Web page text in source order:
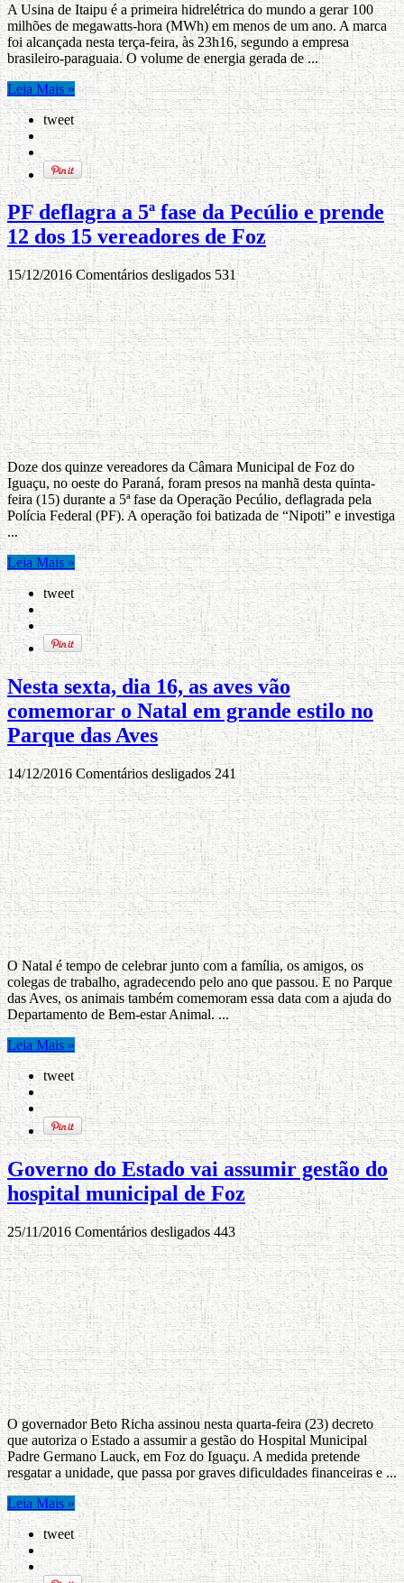
A Usina de Itaipu é a primeira hidrelétrica do mundo a gerar 100
milhões de megawatts-hora (MWh) em menos de um ano. A marca
foi alcançada nesta terça-feira, às 23h16, segundo a empresa
brasileiro-paraguaia. O volume de energia gerada de ...
Leia Mais »
tweet
PF deflagra a 5ª fase da Pecúlio e prende
12 dos 15 vereadores de Foz
15/12/2016 Comentários desligados 531
Doze dos quinze vereadores da Câmara Municipal de Foz do
Iguaçu, no oeste do Paraná, foram presos na manhã desta quinta-
feira (15) durante a 5ª fase da Operação Pecúlio, deflagrada pela
Polícia Federal (PF). A operação foi batizada de “Nipoti” e investiga
...
Leia Mais »
tweet
Nesta sexta, dia 16, as aves vão
comemorar o Natal em grande estilo no
Parque das Aves
14/12/2016 Comentários desligados 241
O Natal é tempo de celebrar junto com a família, os amigos, os
colegas de trabalho, agradecendo pelo ano que passou. E no Parque
das Aves, os animais também comemoram essa data com a ajuda do
Departamento de Bem-estar Animal. ...
Leia Mais »
tweet
Governo do Estado vai assumir gestão do
hospital municipal de Foz
25/11/2016 Comentários desligados 443
O governador Beto Richa assinou nesta quarta-feira (23) decreto
que autoriza o Estado a assumir a gestão do Hospital Municipal
Padre Germano Lauck, em Foz do Iguaçu. A medida pretende
resgatar a unidade, que passa por graves dificuldades financeiras e ...
Leia Mais »
tweet